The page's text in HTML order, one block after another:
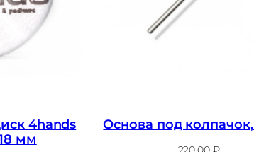
4hands
мм
Основа под